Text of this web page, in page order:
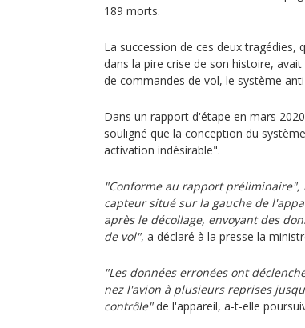
189 morts.
La succession de ces deux tragédies,
dans la pire crise de son histoire,
de commandes de vol, le système
Dans un rapport d'étape en mars
souligné que la conception du
activation indésirable".
"Conforme au rapport
capteur situé sur la gauche de
après le décollage, envoyant des
de vol", a déclaré à la presse la
"Les données erronées ont
nez l'avion à plusieurs reprises
contrôle"de l'appareil, a-t-elle